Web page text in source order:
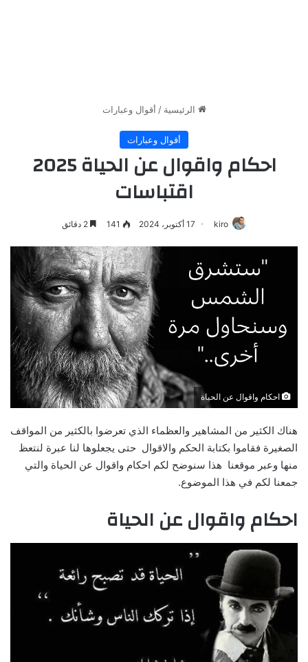
الرئيسية / أقوال وعبارات
أقوال وعبارات
احكام واقوال عن الحياة 2025
اقتباسات
kiro 17 أكتوبر، 2024 141
احكام واقوال عن الحياة
هناك الكثير من المشاهير والعظماء الذي تعرضوا بالكثير من المواقف
الصغيرة فقاموا بكتابة الحكم والاقوال حتى يجعلوها لنا عبرة لنتعظ
منها وعبر موقعنا هذا سنوضح لكم احكام واقوال عن الحياة والتي
جمعنا لكم في هذا الموضوع.
احكام واقوال عن الحياة